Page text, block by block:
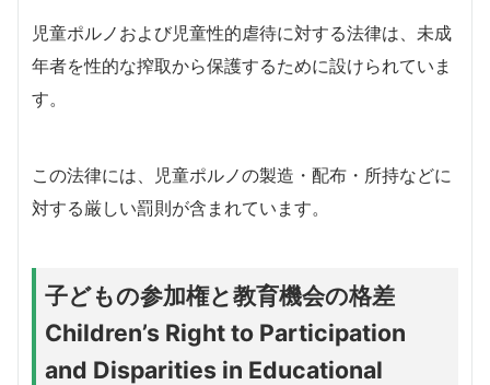
児童ポルノおよび児童性的虐待に対する法律は、未成
年者を性的な搾取から保護するために設けられていま
す。
この法律には、児童ポルノの製造・配布・所持などに
対する厳しい罰則が含まれています。
子どもの参加権と教育機会の格差
Children’s Right to Participation
and Disparities in Educational